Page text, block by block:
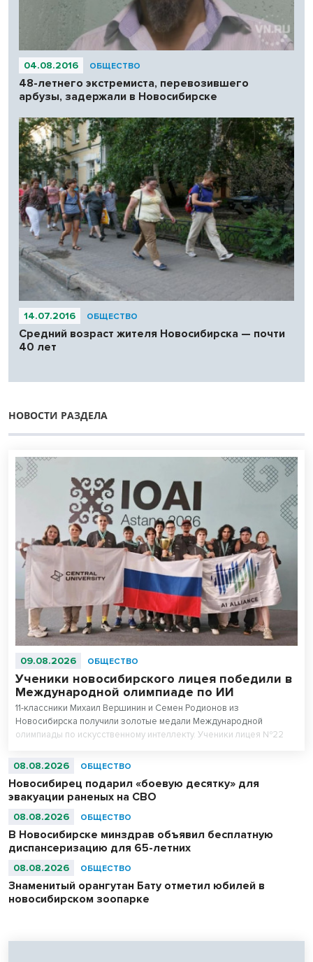
04.08.2016 ОБЩЕСТВО
48-летнего экстремиста, перевозившего
арбузы, задержали в Новосибирске
14.07.2016 ОБЩЕСТВО
Средний возраст жителя Новосибирска — почти
40 лет
НОВОСТИ РАЗДЕЛА
09.08.2026 ОБЩЕСТВО
Ученики новосибирского лицея победили в
Международной олимпиаде по ИИ
11-классники Михаил Вершинин и Семен Родионов из
Новосибирска получили золотые медали Международной
олимпиады по искусственному интеллекту. Ученики лицея №22
абсолютными чемпионами соревнований.
08.08.2026 ОБЩЕСТВО
Новосибирец подарил «боевую десятку» для
эвакуации раненых на СВО
08.08.2026 ОБЩЕСТВО
В Новосибирске минздрав объявил бесплатную
диспансеризацию для 65-летних
08.08.2026 ОБЩЕСТВО
Знаменитый орангутан Бату отметил юбилей в
новосибирском зоопарке